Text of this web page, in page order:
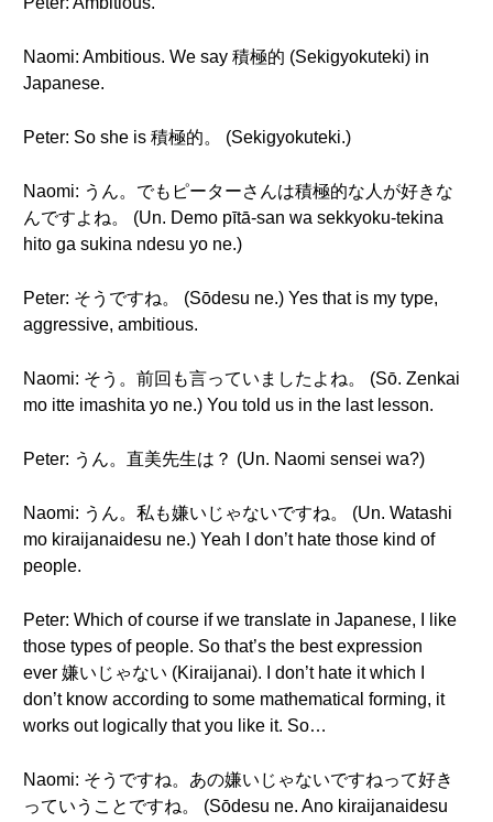
Naomi: Ambitious. We say 積極的 (Sekigyokuteki) in
Japanese.
Peter: So she is 積極的。 (Sekigyokuteki.)
Naomi: うん。でもピーターさんは積極的な人が好きな
んですよね。 (Un. Demo pītā-san wa sekkyoku-tekina
hito ga sukina ndesu yo ne.)
Peter: そうですね。 (Sōdesu ne.) Yes that is my type,
aggressive, ambitious.
Naomi: そう。前回も言っていましたよね。 (Sō. Zenkai
mo itte imashita yo ne.) You told us in the last lesson.
Peter: うん。直美先生は？ (Un. Naomi sensei wa?)
Naomi: うん。私も嫌いじゃないですね。 (Un. Watashi
mo kiraijanaidesu ne.) Yeah I don’t hate those kind of
people.
Peter: Which of course if we translate in Japanese, I like
those types of people. So that’s the best expression
ever 嫌いじゃない (Kiraijanai). I don’t hate it which I
don’t know according to some mathematical forming, it
works out logically that you like it. So…
Naomi: そうですね。あの嫌いじゃないですねって好き
っていうことですね。 (Sōdesu ne. Ano kiraijanaidesu